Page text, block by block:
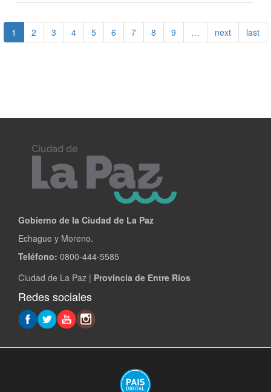
proceso
en
1 2 3 4 5 6 7 8 9 … next last
Gobierno de la Ciudad de La Paz
Echague y Moreno.
Teléfono: 0800-444-5585
Ciudad de La Paz | Provincia de Entre Ríos
Redes sociales